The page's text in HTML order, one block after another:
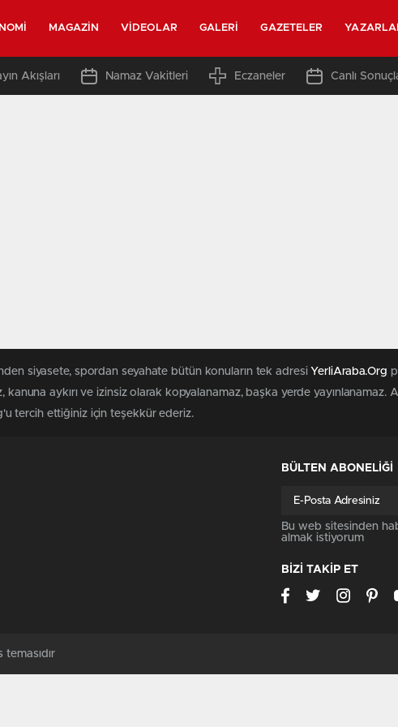
MAGAZIN VIDEOLAR GALERI GAZETELER
Akışları Namaz Vakitleri Eczaneler Canlı
siyasete, spordan seyahate bütün konuların tek adresi YerliAraba.Org
aykırı ve izinsiz olarak kopyalanamaz, başka yerde yayınlanamaz.
tercih ettiğiniz için teşekkür ederiz.
BÜLTEN ABONELİĞİ
Bu web sitesinden
almak istiyorum
BİZİ TAKİP ET